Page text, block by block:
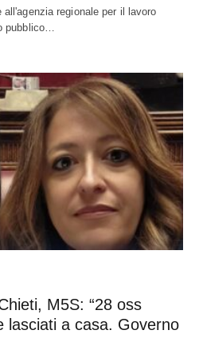
all'agenzia regionale per il lavoro
pubblico…
M5S: “28 oss
lasciati a casa. Governo